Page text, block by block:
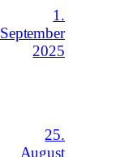
1.
September
2025
25.
August